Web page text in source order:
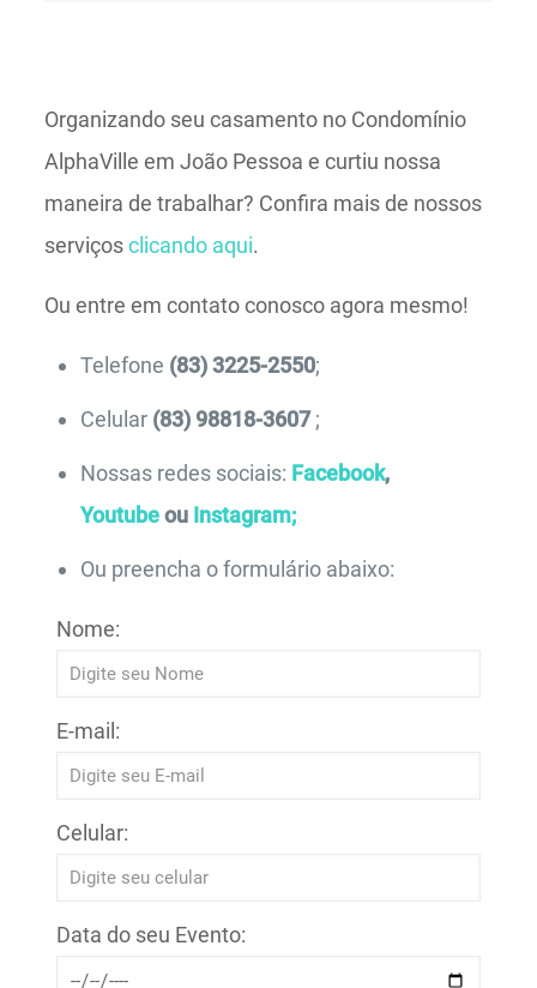
Organizando seu casamento no Condomínio
AlphaVille em João Pessoa e curtiu nossa
maneira de trabalhar? Confira mais de nossos
serviçosclicando aqui.
Ou entre em contato conosco agora mesmo!
Telefone (83) 3225-2550;
Celular (83) 98818-3607 ;
Nossas redes sociais: Facebook,
Youtubeou Instagram;
Ou preencha o formulário abaixo:
Nome:
E-mail:
Celular:
Data do seu Evento: